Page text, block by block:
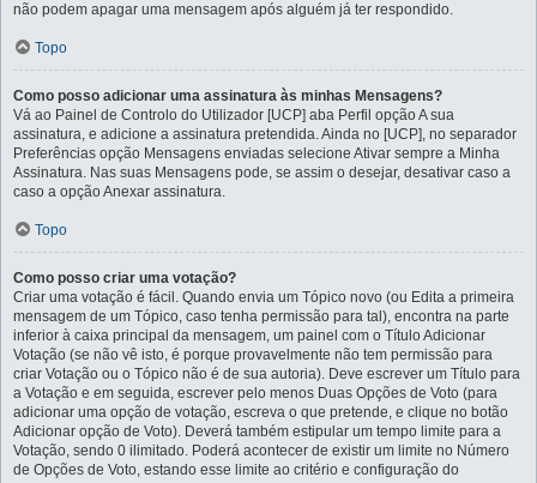
não podem apagar uma mensagem após alguém já ter respondido.
Topo
Como posso adicionar uma assinatura às minhas Mensagens?
Vá ao Painel de Controlo do Utilizador [UCP] aba Perfil opção A sua
assinatura, e adicione a assinatura pretendida. Ainda no [UCP], no separador
Preferências opção Mensagens enviadas selecione Ativar sempre a Minha
Assinatura. Nas suas Mensagens pode, se assim o desejar, desativar caso a
caso a opção Anexar assinatura.
Topo
Como posso criar uma votação?
Criar uma votação é fácil. Quando envia um Tópico novo (ou Edita a primeira
mensagem de um Tópico, caso tenha permissão para tal), encontra na parte
inferior à caixa principal da mensagem, um painel com o Título Adicionar
Votação (se não vê isto, é porque provavelmente não tem permissão para
criar Votação ou o Tópico não é de sua autoria). Deve escrever um Título para
a Votação e em seguida, escrever pelo menos Duas Opções de Voto (para
adicionar uma opção de votação, escreva o que pretende, e clique no botão
Adicionar opção de Voto). Deverá também estipular um tempo limite para a
Votação, sendo 0 ilimitado. Poderá acontecer de existir um limite no Número
de Opções de Voto, estando esse limite ao critério e configuração do